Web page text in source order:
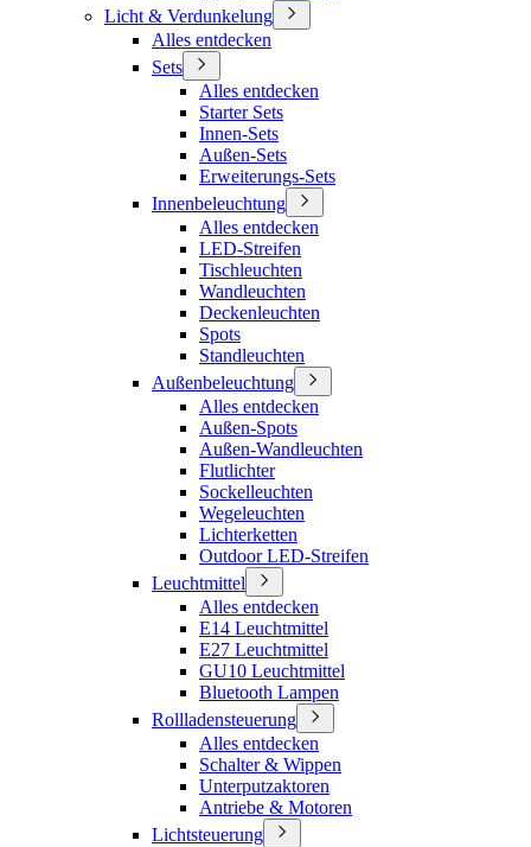
Licht & Verdunkelung
Alles entdecken
Sets
Alles entdecken
Starter Sets
Innen-Sets
Außen-Sets
Erweiterungs-Sets
Innenbeleuchtung
Alles entdecken
LED-Streifen
Tischleuchten
Wandleuchten
Deckenleuchten
Spots
Standleuchten
Außenbeleuchtung
Alles entdecken
Außen-Spots
Außen-Wandleuchten
Flutlichter
Sockelleuchten
Wegeleuchten
Lichterketten
Outdoor LED-Streifen
Leuchtmittel
Alles entdecken
E14 Leuchtmittel
E27 Leuchtmittel
GU10 Leuchtmittel
Bluetooth Lampen
Rollladensteuerung
Alles entdecken
Schalter & Wippen
Unterputzaktoren
Antriebe & Motoren
Lichtsteuerung